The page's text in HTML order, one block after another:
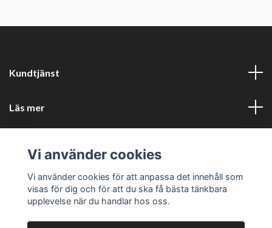
Kundtjänst
Läs mer
Företagsuppgifter
Vi använder cookies
Vi använder cookies för att anpassa det innehåll som
visas för dig och för att du ska få bästa tänkbara
upplevelse när du handlar hos oss.